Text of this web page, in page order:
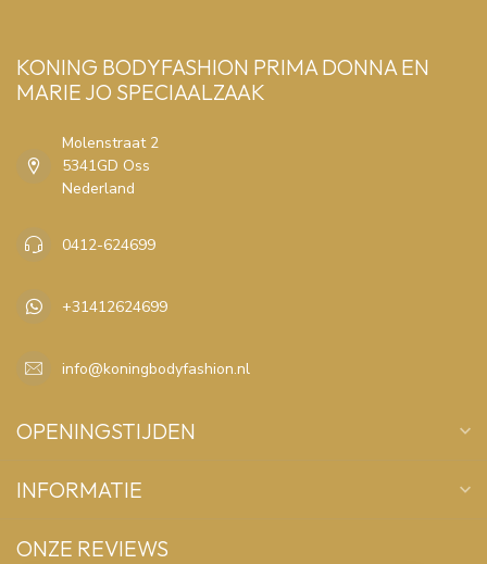
KONING BODYFASHION PRIMA DONNA EN
MARIE JO SPECIAALZAAK
Molenstraat 2
5341GD Oss
Nederland
0412-624699
+31412624699
info@koningbodyfashion.nl
OPENINGSTIJDEN
INFORMATIE
ONZE REVIEWS